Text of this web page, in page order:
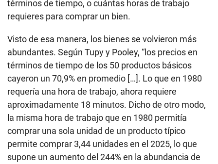
términos de tiempo, o cuántas horas de trabajo
requieres para comprar un bien.
Visto de esa manera, los bienes se volvieron más
abundantes. Según Tupy y Pooley, “los precios en
términos de tiempo de los 50 productos básicos
cayeron un 70,9% en promedio […]. Lo que en 1980
requería una hora de trabajo, ahora requiere
aproximadamente 18 minutos. Dicho de otro modo,
la misma hora de trabajo que en 1980 permitía
comprar una sola unidad de un producto típico
permite comprar 3,44 unidades en el 2025, lo que
supone un aumento del 244% en la abundancia de